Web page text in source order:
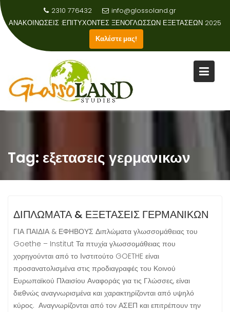
content
2310 776432
info@glossoland.gr
ΑΝΑΚΟΙΝΩΣΕΙΣ :ΕΠΙΤΥΧΟΝΤΕΣ ΞΕΝΟΓΛΩΣΣΩΝ ΕΞΕΤΑΣΕΩΝ 2025
Καλέστε μας!
Tag: εξετασεις γερμανικων
ΔΙΠΛΩΜΑΤΑ & ΕΞΕΤΑΣΕΙΣ ΓΕΡΜΑΝΙΚΩΝ
ΓΙΑ ΠΑΙΔΙΑ & ΕΦΗΒΟΥΣ Διπλώματα γλωσσομάθειας του
Goethe – Institut Τα πτυχία γλωσσομάθειας που
χορηγούνται από το Ινστιτούτο GOETHE είναι
προσανατολισμένα στις προδιαγραφές του Κοινού
Ευρωπαϊκού Πλαισίου Αναφοράς για τις Γλώσσες, είναι
διεθνώς αναγνωρισμένα και χαρακτηρίζονται από υψηλό
κύρος. Αναγνωρίζονται από τον ΑΣΕΠ και επιτρέπουν την